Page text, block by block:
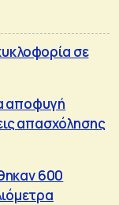
σε
αποφυγή
απασχόλησης
600